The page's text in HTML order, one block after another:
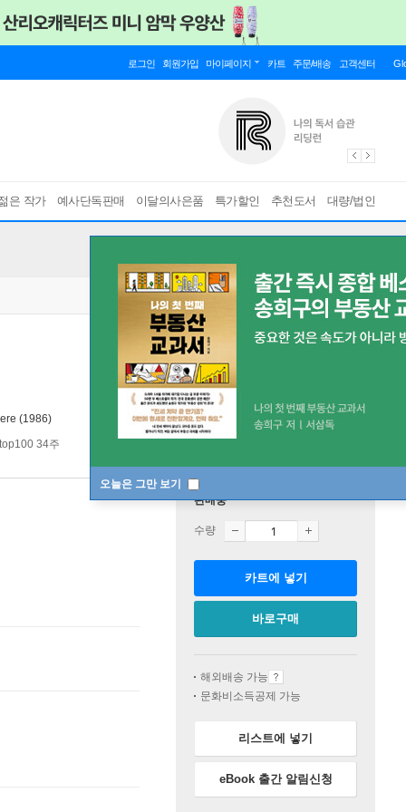
로그인 회원가입 마이페이지 카트 주문/배송 고객센터
은 작가 예사단독판매 이달의사은품 특가할인 추천도서 대량/법인
오늘은 그만 보기
(1986)
34주
판매중
수량
카트에 넣기
바로구매
해외배송 가능
문화비소득공제 가능
리스트에 넣기
eBook 출간 알림신청